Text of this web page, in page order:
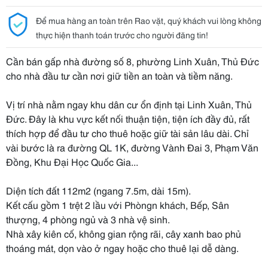
Để mua hàng an toàn trên Rao vặt, quý khách vui lòng không
thực hiện thanh toán trước cho người đăng tin!
Cần bán gấp nhà đường số 8, phường Linh Xuân, Thủ Đức
cho nhà đầu tư cần nơi giữ tiền an toàn và tiềm năng.
Vị trí nhà nằm ngay khu dân cư ổn định tại Linh Xuân, Thủ
Đức. Đây là khu vực kết nối thuận tiện, tiện ích đầy đủ, rất
thích hợp để đầu tư cho thuê hoặc giữ tài sản lâu dài. Chỉ
vài bước là ra đường QL 1K, đường Vành Đai 3, Phạm Văn
Đồng, Khu Đại Học Quốc Gia...
Diện tích đất 112m2 (ngang 7.5m, dài 15m).
Kết cấu gồm 1 trệt 2 lầu với Phòngn khách, Bếp, Sân
thượng, 4 phòng ngủ và 3 nhà vệ sinh.
Nhà xây kiên cố, không gian rộng rãi, cây xanh bao phủ
thoáng mát, dọn vào ở ngay hoặc cho thuê lại dễ dàng.